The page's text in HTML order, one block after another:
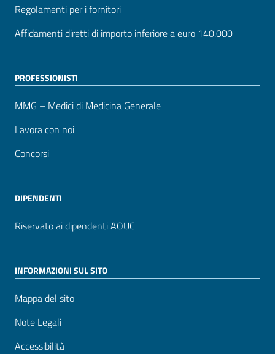
Regolamenti per i fornitori
Affidamenti diretti di importo inferiore a euro 140.000
PROFESSIONISTI
MMG – Medici di Medicina Generale
Lavora con noi
Concorsi
DIPENDENTI
Riservato ai dipendenti AOUC
INFORMAZIONI SUL SITO
Mappa del sito
Note Legali
Accessibilità